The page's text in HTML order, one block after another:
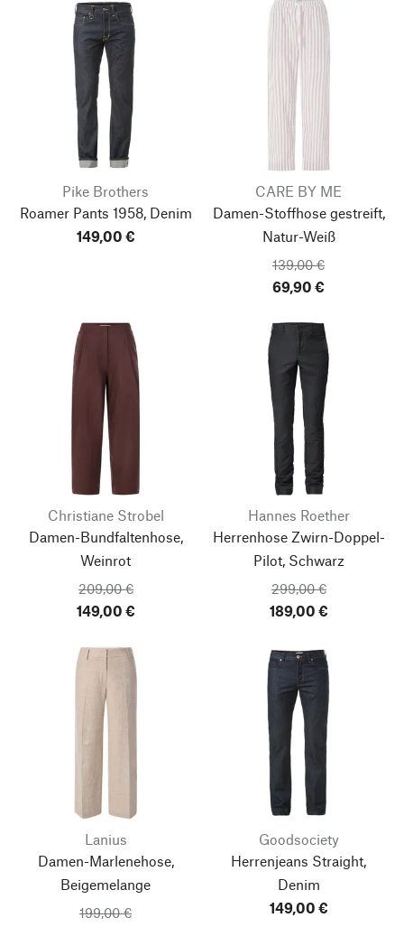
Pike Brothers
Roamer Pants 1958, Denim
149,00 €
CARE BY ME
Damen-Stoffhose gestreift,
Natur-Weiß
139,00 €
69,90 €
Christiane Strobel
Damen-Bundfaltenhose,
Weinrot
209,00 €
149,00 €
Hannes Roether
Herrenhose Zwirn-Doppel-
Pilot, Schwarz
299,00 €
189,00 €
Lanius
Damen-Marlenehose,
Beigemelange
199,00 €
Goodsociety
Herrenjeans Straight,
Denim
149,00 €